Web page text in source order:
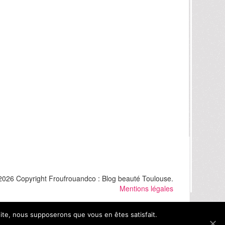
Copyright Froufrouandco : Blog beauté Toulouse.
Mentions légales
nous supposerons que vous en êtes satisfait.